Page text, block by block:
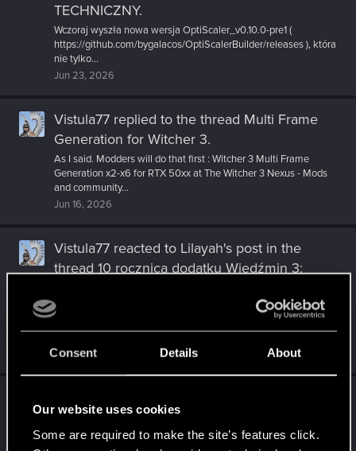
Consent Details About
Our website uses cookies
Some are required to make the site’s features click.
TECHNICZNY.
Wczoraj wyszła nowa wersja OptiScaler_v0.10.0-pre1 (
https://github.com/bygalacos/OptiScalerBuilder/releases ), która
nie tylko...
Jun 23, 2026
Vistula77 replied to the thread Multi Frame
Generation for Witcher 3.
As I said. Modders will do that first : Witcher 3 Multi Frame
Generation x2-x6 for RTX 50xx at The Witcher 3 Nexus - Mods
and community...
Jun 16, 2026
Vistula77 reacted to Lilayah's post in the
thread10 rocznica dodatku Wiedźmin 3:
Od cichych i spokojnych komnat w Corvo Bianco po walkę w
blasku pełni księżyca, Krew i Wino to dla nas niezapomniany
Jun 6, 2026
the threadTapety z motywem z dodatku
Wiedźmin 3: Dziki Gon - Pieśni przeszłości